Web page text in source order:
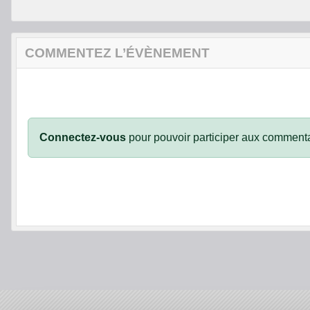
COMMENTEZ L’ÉVÈNEMENT
Connectez-vous pour pouvoir participer aux